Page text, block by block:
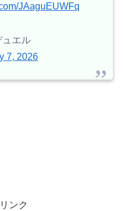
JAaguEUWFq
エル
7, 2026
ンク